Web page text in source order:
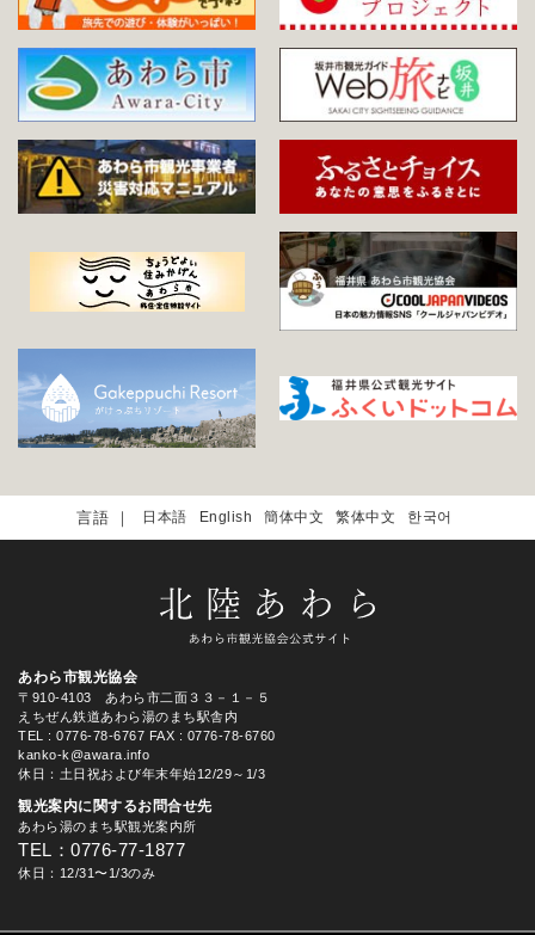
日本語 English 簡体中文 繁体中文 한국어
あわら市観光協会
〒910-4103 あわら市二面３３－１－５
えちぜん鉄道あわら湯のまち駅舎内
TEL
: 0776-78-6767 FAX : 0776-78-6760
kanko-k@awara.info
休日：土日祝および年末年始12/29～1/3
観光案内に関するお問合せ先
あわら湯のまち駅観光案内所
TEL：0776-77-1877
休日：12/31〜1/3のみ